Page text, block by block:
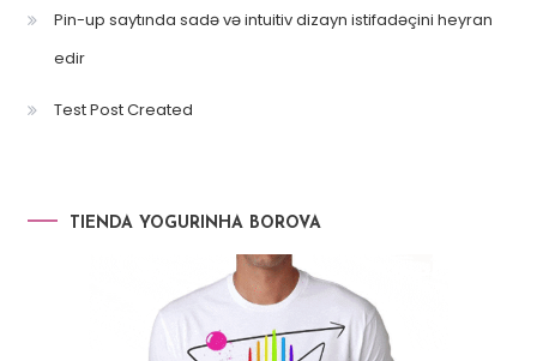
Pin-up saytında sadə və intuitiv dizayn istifadəçini heyran
edir
Test Post Created
TIENDA YOGURINHA BOROVA